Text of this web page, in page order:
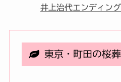
井上治代エンディン
東京・町田の桜葬